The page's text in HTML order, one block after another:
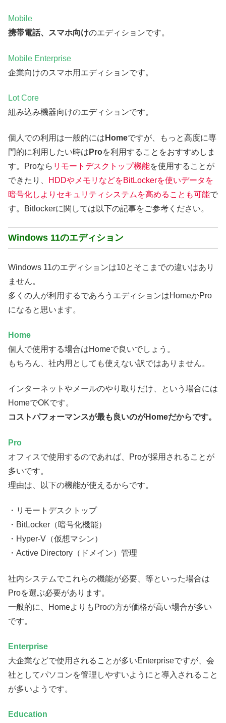
Mobile
携帯電話、スマホ向けのエディションです。
Mobile Enterprise
企業向けのスマホ用エディションです。
Lot Core
組み込み機器向けのエディションです。
個人での利用は一般的には Homeですが、もっと高度に専
門的に利用したい時は Proを利用することをおすすめしま
す。Proなら リモートデスクトップ機能を使用することが
できたり、
HDDやメモリなどをBitLockerを使いデータを
暗号化しよりセキュリティシステムを高めることも可能で
す。Bitlockerに関しては以下の記事をご参考ください。
Windows 11のエディション
Windows 11のエディションは10とそこまでの違いはあり
ません。
多くの人が利用するであろうエディションはHomeかPro
になると思います。
Home
個人で使用する場合はHomeで良いでしょう。
もちろん、社内用としても使えない訳ではありません。
インターネットやメールのやり取りだけ、という場合には
HomeでOKです。
コストパフォーマンスが最も良いのがHomeだからです。
Pro
オフィスで使用するのであれば、Proが採用されることが
多いです。
理由は、以下の機能が使えるからです。
・リモートデスクトップ
・BitLocker（暗号化機能）
・Hyper-V（仮想マシン）
・Active Directory（ドメイン）管理
社内システムでこれらの機能が必要、等といった場合は
Proを選ぶ必要があります。
一般的に、HomeよりもProの方が価格が高い場合が多い
です。
Enterprise
大企業などで使用されることが多いEnterpriseですが、会
社としてパソコンを管理しやすいようにと導入されること
が多いようです。
Education